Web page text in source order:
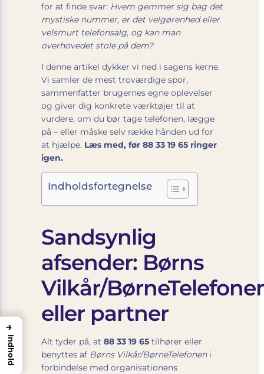
for at finde svar: Hvem gemmer sig bag det
mystiske nummer, er det velgørenhed eller
velsmurt telefonsalg, og kan man
overhovedet stole på dem?
I denne artikel dykker vi ned i sagens kerne.
Vi samler de mest troværdige spor,
sammenfatter brugernes egne oplevelser
og giver dig konkrete værktøjer til at
vurdere, om du bør tage telefonen, lægge
på – eller måske selv række hånden ud for
at hjælpe. Læs med, før 88 33 19 65 ringer
igen.
Indholdsfortegnelse
Sandsynlig
afsender: Børns
Vilkår/
eller partner
Alt tyder på, at 88 33 19 65 tilhører eller
benyttes af Børns Vilkår/BørneTelefoneni
forbindelse med organisationens
→
Indhold